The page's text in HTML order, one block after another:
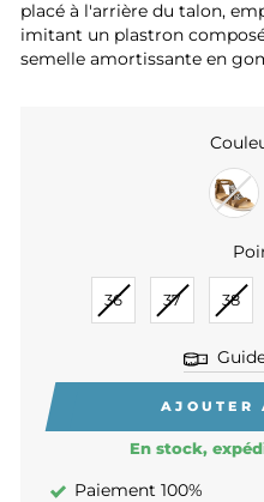
placé à l'arrière du talon,
imitant un plastron
semelle amortissante en
36 37 38
AJOUTER
En stock,
Paiement 100%